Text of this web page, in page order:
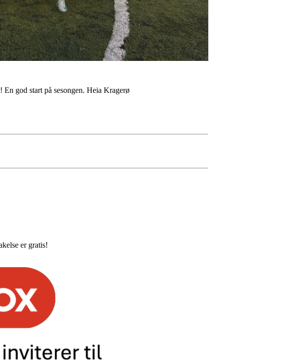
god start på sesongen. Heia Kragerø
er gratis!